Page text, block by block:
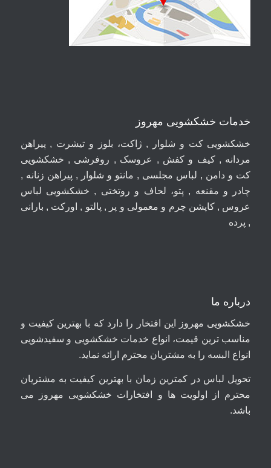
خدمات خشکشویی مهروز
خشکشویی کت و شلوار , ژاکت، بلوز و تیشرت , پیراهن
مردانه , کیف و کفش , عروسک , روفرشی , خشکشویی
کت و دامن , لباس مجلسی , مانتو و شلوار , پیراهن زنانه ,
چادر و مقنعه , پتو، لحاف و روتختی , خشکشویی لباس
عروس , کاپشن چرم و معمولی و پر , پالتو , اورکت , بارانی
, پرده
درباره ما
خشکشویی مهروز این افتخار را دارد که با بهترین کیفیت و
مناسب ترین قیمت، انواع خدمات خشکشویی و سفیدشویی
انواع البسه را به مشتریان محترم ارائه نماید.
تحویل لباس در کمترین زمان با بهترین کیفیت به مشتریان
محترم از اولویت ها و افتخارات خشکشویی مهروز می
باشد.